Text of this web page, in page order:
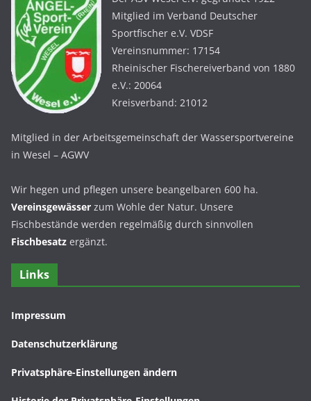
Mitglied im Verband Deutscher
Sportfischer e.V. VDSF
Vereinsnummer: 17154
Rheinischer Fischereiverband von 1880
e.V.: 20064
Kreisverband: 21012
Mitglied in der Arbeitsgemeinschaft der Wassersportvereine
in Wesel – AGWV
Wir hegen und pflegen unsere beangelbaren 600 ha.
Vereinsgewässer zum Wohle der Natur. Unsere
Fischbestände werden regelmäßig durch sinnvollen
Fischbesatz ergänzt.
Links
Impressum
Datenschutzerklärung
Privatsphäre-Einstellungen ändern